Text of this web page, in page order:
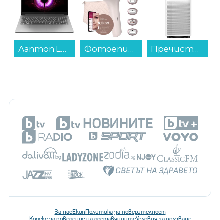
Фотоепилатор Philips BRI977/00 Lumea... Пречиствател Xiaomi BHR08MZEU Mijia Smart Air Purifier 6 , CADR за частици: 443 м?/ч... Смартфон Nothing Phone (4a) PRO 256/12 BLACK , 12 GB, 256 GB...
За насЕкипПолитика за поверителност
Кодекс за поведение на доставчицитеУсловия за ползване